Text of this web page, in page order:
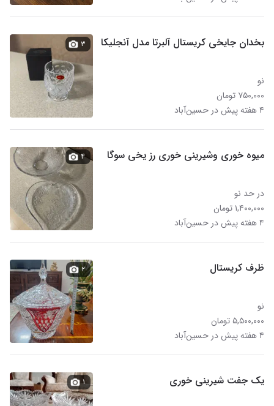
بخدان جایخی کریستال آلبرتا مدل آنجلیکا
نو
۷۵۰,۰۰۰ تومان
۴ هفته پیش در حسین‌آباد
۳
میوه خوری وشیرینی خوری رز یخی سوگا
در حد نو
۱,۴۰۰,۰۰۰ تومان
۴ هفته پیش در حسین‌آباد
۴
ظرف کریستال
نو
۵,۵۰۰,۰۰۰ تومان
۴ هفته پیش در حسین‌آباد
۲
یک جفت شیرینی خوری ۱